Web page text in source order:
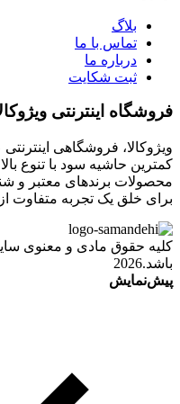
بلاگ
تماس با ما
درباره ما
ثبت شکایت
فروشگاه اینترنتی
ویژوکالا، فروشگاهی
کمترین حاشیه سود با تنوع
محصولات برندهای معتبر و
برای خلق یک تجربه متفاوت
کلیه حقوق مادی و معنوی
باشد.2026
پیش‌نمایش